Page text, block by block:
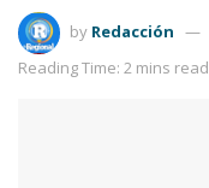
by Redacción
Reading Time: 2 mins read